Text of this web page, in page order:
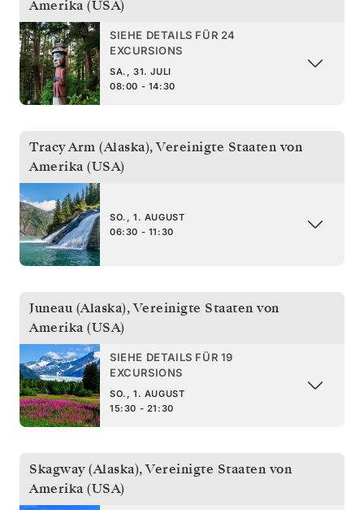
Amerika (USA)
SIEHE DETAILS FÜR 24
EXCURSIONS
SA., 31. JULI
08:00 - 14:30
Tracy Arm (Alaska),Vereinigte Staaten von
Amerika (USA)
SO., 1. AUGUST
06:30 - 11:30
Juneau (Alaska),Vereinigte Staaten von
Amerika (USA)
SIEHE DETAILS FÜR 19
EXCURSIONS
SO., 1. AUGUST
15:30 - 21:30
Skagway (Alaska),Vereinigte Staaten von
Amerika (USA)